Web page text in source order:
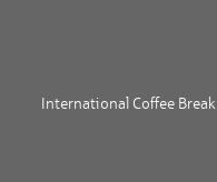
International Coffee Break